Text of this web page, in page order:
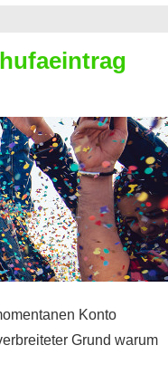
Konto
Grund warum